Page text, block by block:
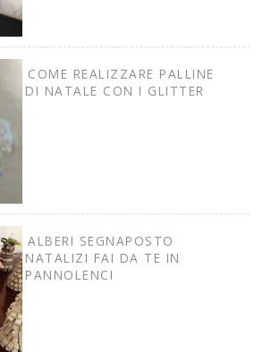
COME REALIZZARE PALLINE
DI NATALE CON I GLITTER
ALBERI SEGNAPOSTO
NATALIZI FAI DA TE IN
PANNOLENCI